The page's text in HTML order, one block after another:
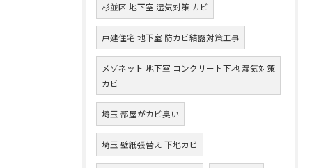
杉並区 地下室 湿気対策 カビ
戸建住宅 地下室 防カビ結露対策工事
メゾネット 地下室 コンクリート下地 湿気対策
カビ
埼玉 部屋がカビ臭い
埼玉 壁紙張替え 下地カビ